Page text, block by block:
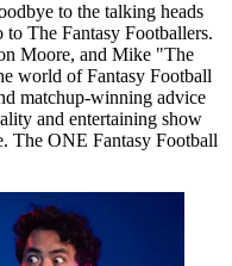
to the talking heads
The Fantasy Footballers.
Moore, and Mike "The
world of Fantasy Football
matchup-winning advice
and entertaining show
The ONE Fantasy Football